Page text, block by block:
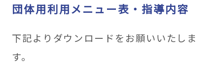
団体用利用メニュー表・指導内容
下記よりダウンロードをお願いいたしま
す。